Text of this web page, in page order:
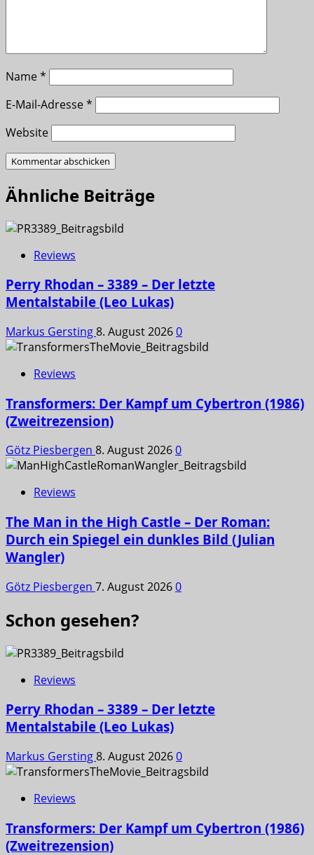
Name*
E-Mail-Adresse*
Website
Ähnliche Beiträge
Reviews
Perry Rhodan – 3389 – Der letzte
Mentalstabile (Leo Lukas)
Markus Gersting8. August 20260
Reviews
Transformers: Der Kampf um Cybertron (1986)
(Zweitrezension)
Götz Piesbergen 8. August 20260
Reviews
The Man in the High Castle – Der Roman:
Durch ein Spiegel ein dunkles Bild (Julian
Wangler)
Götz Piesbergen 7. August 20260
Schon gesehen?
Reviews
Perry Rhodan – 3389 – Der letzte
Mentalstabile (Leo Lukas)
Markus Gersting8. August 20260
Reviews
Transformers: Der Kampf um Cybertron (1986)
(Zweitrezension)